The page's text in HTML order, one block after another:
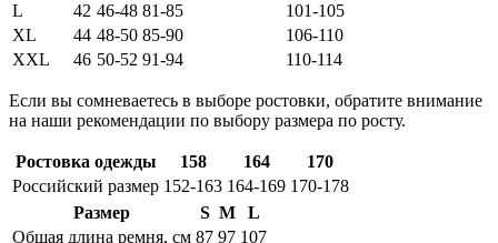
L
42 46-48 81-85
101-105
XL
44 48-50 85-90
106-110
XXL
46 50-52 91-94 110-114
Если вы сомневаетесь в выборе ростовки, обратите внимание
на наши рекомендации по выбору размера по росту.
Ростовка одежды 158 164
170
Российский размер 152-163 164-169 170-178
Размер
S M
L
Общая длина ремня, см 87 97 107